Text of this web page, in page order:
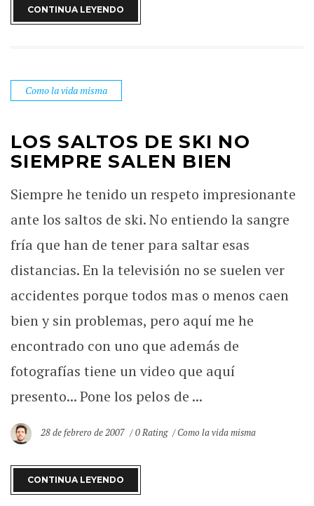
CONTINUA LEYENDO
Como la vida misma
LOS SALTOS DE SKI NO
SIEMPRE SALEN BIEN
Siempre he tenido un respeto impresionante
ante los saltos de ski. No entiendo la sangre
fría que han de tener para saltar esas
distancias. En la televisión no se suelen ver
accidentes porque todos mas o menos caen
bien y sin problemas, pero aquí me he
encontrado con uno que además de
fotografías tiene un video que aquí
presento... Pone los pelos de ...
28 de febrero de 2007 0 Rating Como la vida misma
CONTINUA LEYENDO